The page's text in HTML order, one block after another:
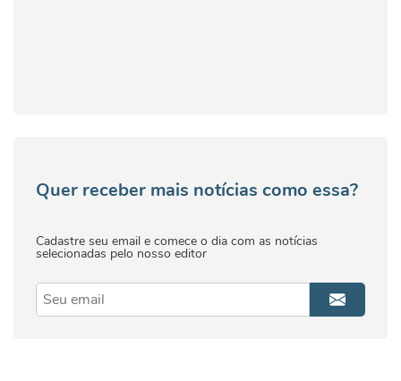
Quer receber mais notícias como essa?
Cadastre seu email e comece o dia com as notícias
selecionadas pelo nosso editor